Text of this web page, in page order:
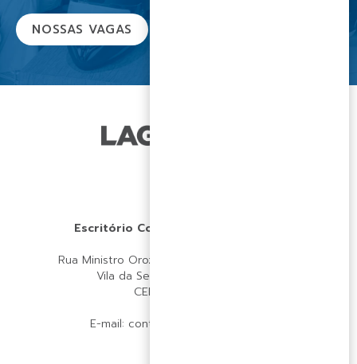
NOSSAS VAGAS
Escritório Coorporativo LAGOApar
Rua Ministro Orozimbo Nonato, 102 – Loja 13
Vila da Serra – Nova Lima | MG
CEP 34.006-053
E-mail: contato@lagoapar.com.br